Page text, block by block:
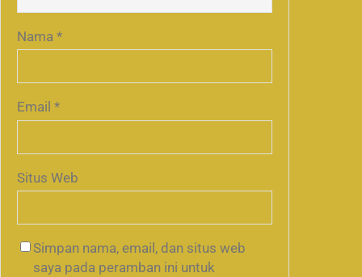
Nama *
Email *
Situs Web
Simpan nama, email, dan situs web
saya pada peramban ini untuk